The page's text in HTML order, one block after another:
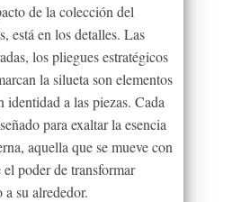
de la colección del
está en los detalles. Las
los pliegues estratégicos
la silueta son elementos
identidad a las piezas. Cada
para exaltar la esencia
aquella que se mueve con
poder de transformar
su alrededor.